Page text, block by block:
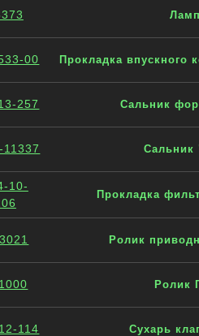
00 Прокладка впускного
257 Сальник
11337 Сальник
10-
Прокладка
Ролик
Ролик
114 Сухарь